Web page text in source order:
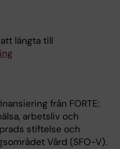
längta till
från FORTE:
arbetsliv och
stiftelse och
Vård (SFO-V).